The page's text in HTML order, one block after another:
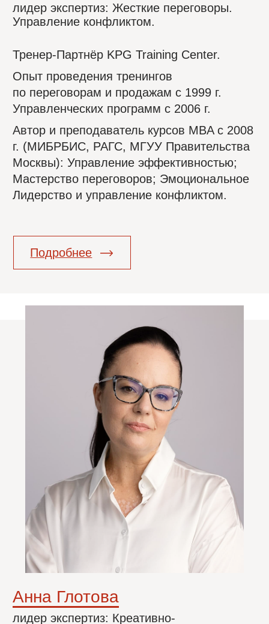
Карьерный консультант Александра
Овечкина.
«ТОЧКИ ОТСЧЕТА»: тренды
в подборе и управлении персоналом.
Модератор и спикер Анна Глотова
III Зеленые бизнес
каникулы
на Сессиях для Закупщиков
РосЭлТорга. Спискер Анна Глотова
ProMediaTech 2024
«Все ли решают технологии? Место
эмбриолога в клинике ВРТ» спикер
Анна Глотова
VII международная
научного практическая
конференция
Конференции
Green Retail 2023
производителей мебели